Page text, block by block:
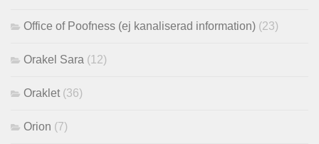
Office of Poofness (ej kanaliserad information) (23)
Orakel Sara (12)
Oraklet (36)
Orion (7)